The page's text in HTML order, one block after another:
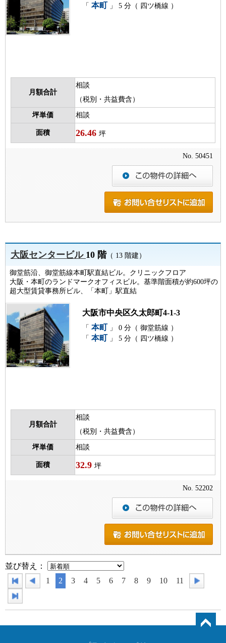
「 本町 」 5 分（ 四ツ橋線 ）
月額合計
相談
（税別・共益費含）
坪単価 相談
面積 26.46 坪
No. 50451
大阪センタービル10 階（ 13 階建）
御堂筋沿、御堂筋線本町駅直結ビル。クリニックフロア
大阪・本町のランドマークオフィスビル。基準階面積が約600坪の
超大型賃貸事務所ビル、「本町」駅直結
大阪市中央区久太郎町4-1-3
「 本町 」 0 分（ 御堂筋線 ）
「 本町 」 5 分（ 四ツ橋線 ）
月額合計
相談
（税別・共益費含）
坪単価 相談
面積 32.9 坪
No. 52202
並び替え：
1
2 3 4 5 6 7 8 9 10 11